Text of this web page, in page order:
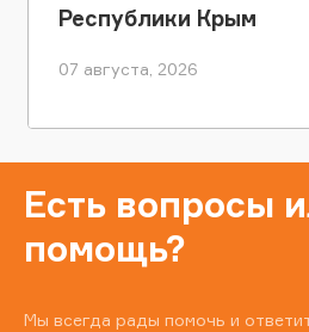
Республики Крым
07 августа, 2026
Есть вопросы
помощь?
Мы всегда рады помочь и